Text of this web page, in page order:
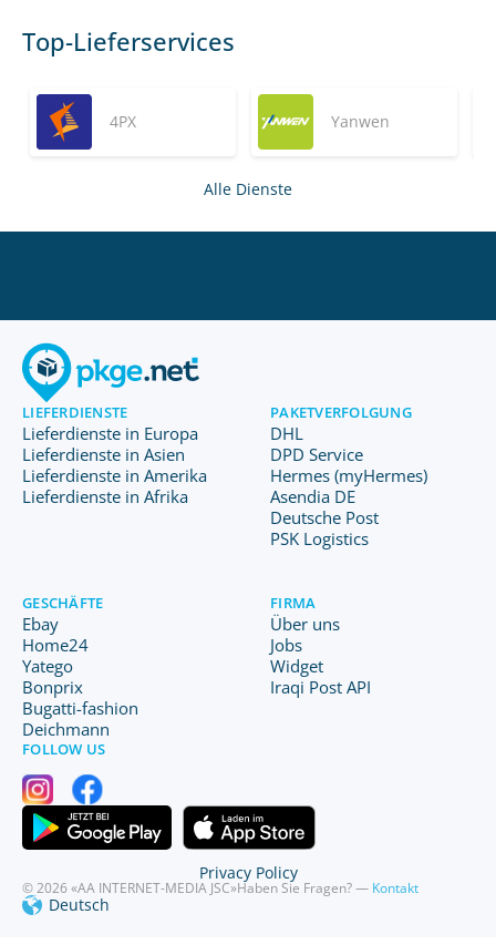
Top-Lieferservices
4PX Yanwen
Alle Dienste
LIEFERDIENSTE
Lieferdienste in Europa
Lieferdienste in Asien
Lieferdienste in Amerika
Lieferdienste in Afrika
PAKETVERFOLGUNG
DHL
DPD Service
Hermes (myHermes)
Asendia DE
Deutsche Post
PSK Logistics
GESCHÄFTE
Ebay
Home24
Yatego
Bonprix
Bugatti-fashion
Deichmann
FIRMA
Über uns
Jobs
Widget
Iraqi Post API
FOLLOW US
© 2026 «AA INTERNET-MEDIA JSC»Haben Sie Fragen? — Kontakt
Deutsch
Privacy Policy